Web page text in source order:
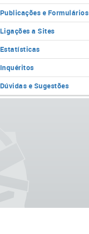
Publicações e Formulários
Ligações a Sites
Estatísticas
Inquéritos
Dúvidas e Sugestões